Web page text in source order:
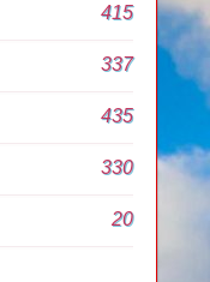
415
337
435
330
20